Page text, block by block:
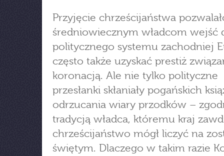
Przyjęcie chrześcijaństwa
średniowiecznym władcom wejść
politycznego systemu zachodniej
często także uzyskać prestiż
koronacją. Ale nie tylko polityczne
przesłanki skłaniały pogańskich
odrzucania wiary przodków –
tradycją władca, któremu kraj
chrześcijaństwo mógł liczyć na
świętym. Dlaczego w takim razie